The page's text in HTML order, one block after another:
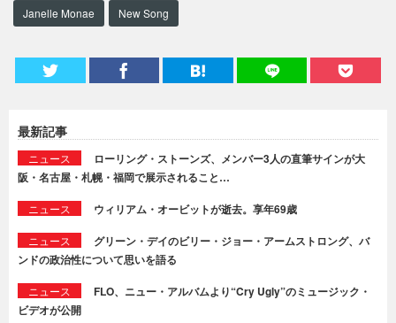
Janelle Monae New Song
最新記事
ニュース
ローリング・ストーンズ、メンバー3人の直筆サインが大
阪・名古屋・札幌・福岡で展示されること…
ニュース ウィリアム・オービットが逝去。享年69歳
ニュース
グリーン・デイのビリー・ジョー・アームストロング、バ
ンドの政治性について思いを語る
ニュース
FLO、ニュー・アルバムより“Cry Ugly”のミュージック・
ビデオが公開